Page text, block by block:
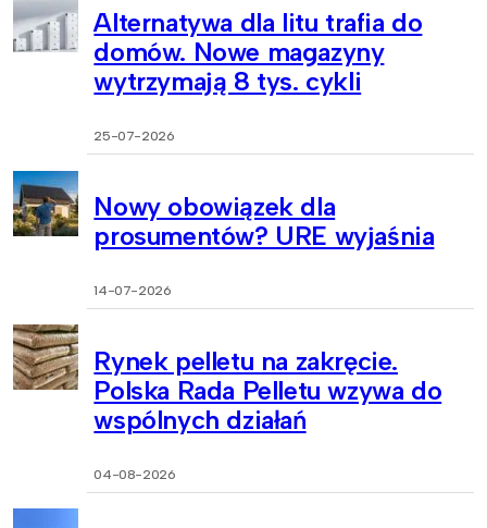
Alternatywa dla litu trafia do
domów. Nowe magazyny
wytrzymają 8 tys. cykli
25-07-2026
Nowy obowiązek dla
prosumentów? URE wyjaśnia
14-07-2026
Rynek pelletu na zakręcie.
Polska Rada Pelletu wzywa do
wspólnych działań
04-08-2026